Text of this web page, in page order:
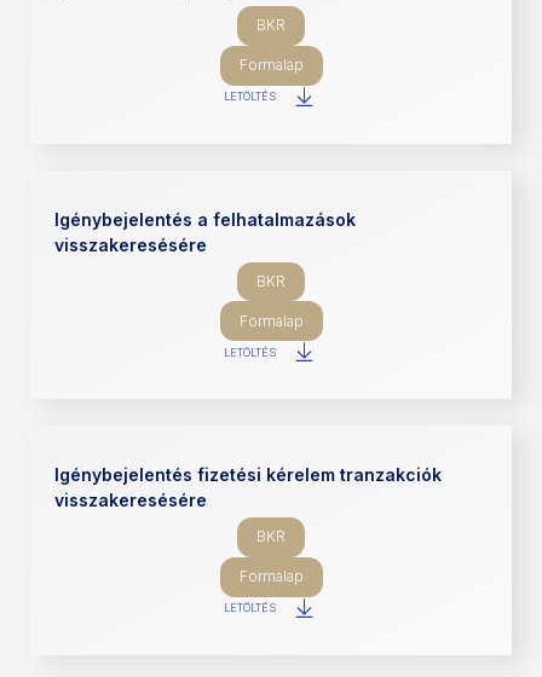
BKR
Formalap
LETÖLTÉS
Igénybejelentés a felhatalmazások
visszakeresésére
BKR
Formalap
LETÖLTÉS
Igénybejelentés fizetési kérelem tranzakciók
visszakeresésére
BKR
Formalap
LETÖLTÉS